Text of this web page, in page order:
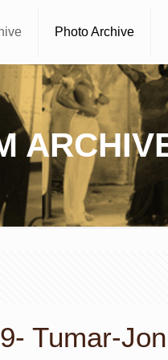
Photo Archive
Tumar-